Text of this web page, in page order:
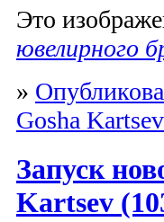
Это
ювелирного
»
Gosha Kartsev
Запуск
Kartsev